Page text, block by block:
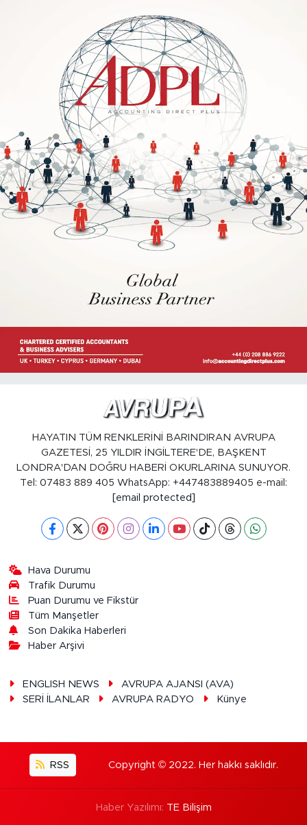
HAYATIN TÜM RENKLERİNİ BARINDIRAN AVRUPA
GAZETESİ, 25 YILDIR İNGİLTERE'DE, BAŞKENT
LONDRA'DAN DOĞRU HABERİ OKURLARINA SUNUYOR.
Tel: 07483 889 405 WhatsApp: +447483889405 e-mail:
[email protected]
Hava Durumu
Trafik Durumu
Puan Durumu ve Fikstür
Tüm Manşetler
Son Dakika Haberleri
Haber Arşivi
ENGLISH NEWS
AVRUPA AJANSI (AVA)
SERİ İLANLAR
AVRUPA RADYO Künye
RSS Copyright © 2022. Her hakkı saklıdır.
Haber Yazılımı: TE Bilişim